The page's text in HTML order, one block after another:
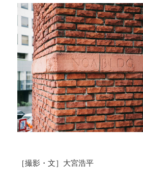
［撮影・文］大宮浩平